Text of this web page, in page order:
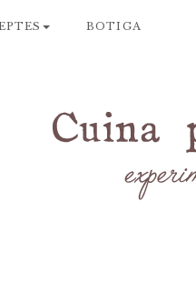
BOTIGA